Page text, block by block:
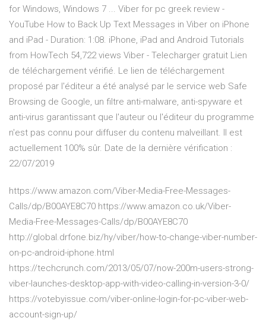
for Windows, Windows 7 ... Viber for pc greek review -
YouTube How to Back Up Text Messages in Viber on iPhone
and iPad - Duration: 1:08. iPhone, iPad and Android Tutorials
from HowTech 54,722 views Viber - Telecharger gratuit Lien
de téléchargement vérifié. Le lien de téléchargement
proposé par l'éditeur a été analysé par le service web Safe
Browsing de Google, un filtre anti-malware, anti-spyware et
anti-virus garantissant que l'auteur ou l'éditeur du programme
n'est pas connu pour diffuser du contenu malveillant. Il est
actuellement 100% sûr. Date de la dernière vérification :
22/07/2019
https://www.amazon.com/Viber-Media-Free-Messages-
Calls/dp/B00AYE8C70 https://www.amazon.co.uk/Viber-
Media-Free-Messages-Calls/dp/B00AYE8C70
http://global.drfone.biz/hy/viber/how-to-change-viber-number-
on-pc-android-iphone.html
https://techcrunch.com/2013/05/07/now-200m-users-strong-
viber-launches-desktop-app-with-video-calling-in-version-3-0/
https://votebyissue.com/viber-online-login-for-pc-viber-web-
account-sign-up/